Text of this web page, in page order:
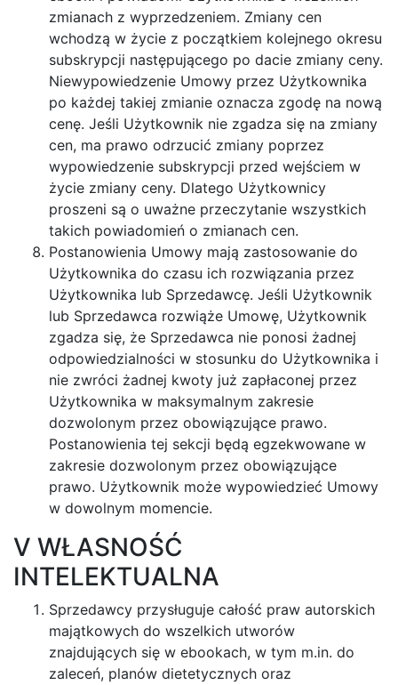
zmianach z wyprzedzeniem. Zmiany cen
wchodzą w życie z początkiem kolejnego okresu
subskrypcji następującego po dacie zmiany ceny.
Niewypowiedzenie Umowy przez Użytkownika
po każdej takiej zmianie oznacza zgodę na nową
cenę. Jeśli Użytkownik nie zgadza się na zmiany
cen, ma prawo odrzucić zmiany poprzez
wypowiedzenie subskrypcji przed wejściem w
życie zmiany ceny. Dlatego Użytkownicy
proszeni są o uważne przeczytanie wszystkich
takich powiadomień o zmianach cen.
Postanowienia Umowy mają zastosowanie do
Użytkownika do czasu ich rozwiązania przez
Użytkownika lub Sprzedawcę. Jeśli Użytkownik
lub Sprzedawca rozwiąże Umowę, Użytkownik
zgadza się, że Sprzedawca nie ponosi żadnej
odpowiedzialności w stosunku do Użytkownika i
nie zwróci żadnej kwoty już zapłaconej przez
Użytkownika w maksymalnym zakresie
dozwolonym przez obowiązujące prawo.
Postanowienia tej sekcji będą egzekwowane w
zakresie dozwolonym przez obowiązujące
prawo. Użytkownik może wypowiedzieć Umowy
w dowolnym momencie.
V WŁASNOŚĆ
INTELEKTUALNA
Sprzedawcy przysługuje całość praw autorskich
majątkowych do wszelkich utworów
znajdujących się w ebookach, w tym m.in. do
zaleceń, planów dietetycznych oraz